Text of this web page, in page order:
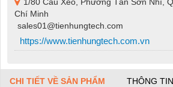
1/80 Cầu Xéo, Phường Tân Sơn Nhì,
Chí Minh
sales01@tienhungtech.com
https://www.tienhungtech.com.vn
CHI TIẾT VỀ SẢN PHẨM THÔNG